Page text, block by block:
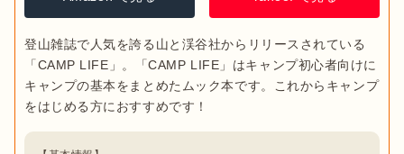
登山雑誌で人気を誇る山と渓谷社からリリースされている
「CAMP LIFE」。「CAMP LIFE」はキャンプ初心者向けに
キャンプの基本をまとめたムック本です。これからキャンプ